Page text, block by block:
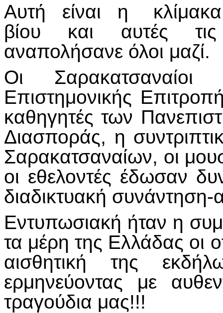
Αυτή είναι η
βίου και αυτές τις
αναπολήσανε όλοι μαζί.
Οι
Επιστημονικής
καθηγητές των
Διασποράς, η
Σαρακατσαναίων, οι
οι εθελοντές έδωσαν
διαδικτυακή
Εντυπωσιακή ήταν η
τα μέρη της Ελλάδας οι
αισθητική της
ερμηνεύοντας με
τραγούδια μας!!!